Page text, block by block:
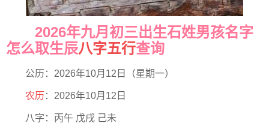
2026年九月初三出生石姓男孩名字
怎么取生辰八字五行查询
公历：2026年10月12日（星期一）
农历 ：2026年10月12日
八字：丙午 戊戌 己未